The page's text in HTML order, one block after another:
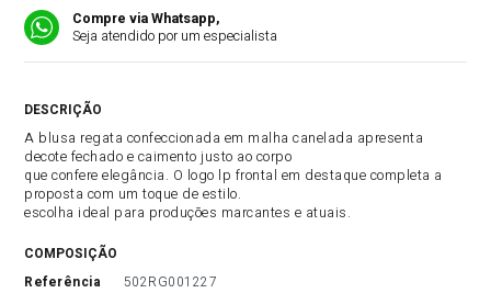
Compre via Whatsapp,
Seja atendido por um especialista
A blusa regata confeccionada em malha canelada apresenta
decote fechado e caimento justo ao corpo
que confere elegância. O logo lp frontal em destaque completa a
proposta com um toque de estilo.
escolha ideal para produções marcantes e atuais.
COMPOSIÇÃO
referência
502RG001227